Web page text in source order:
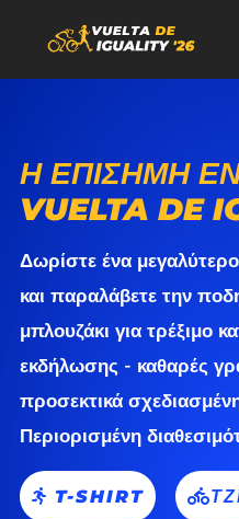
Η ΕΠΊΣΗΜΗ
VUELTA DE
Δωρίστε ένα
και παραλάβετε την
μπλουζάκι για τρέξιμο
εκδήλωσης - καθαρές
προσεκτικά
Περιορισμένη
T-SHIRT